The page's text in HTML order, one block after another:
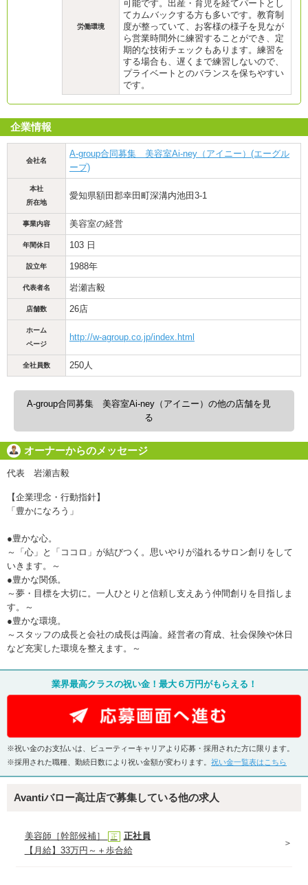
労働環境
可能です。出産・育児を経てパートとし
てカムバックする方も多いです。教育制
度が整っていて、お客様の様子を見なが
ら営業時間外に練習することができ、定
期的な技術チェックもあります。練習を
する場合も、遅くまで練習しないので、
プライベートとのバランスを保ちやすい
です。
企業情報
会社名
A-group合同募集 美容室Ai-ney（アイニー）(エーグル
ープ)
本社
所在地
愛知県額田郡幸田町深溝内池田3-1
事業内容 美容室の経営
年間休日 103 日
設立年 1988年
代表者名 岩瀬吉毅
店舗数 26店
ホーム
ページ
http://w-agroup.co.jp/index.html
全社員数 250人
A-group合同募集 美容室Ai-ney（アイニー）の他の店舗を見
る
オーナーからのメッセージ
代表 岩瀬吉毅
【企業理念・行動指針】
「豊かになろう」
●豊かな心。
～「心」と「ココロ」が結びつく。思いやりが溢れるサロン創りをして
いきます。～
●豊かな関係。
～夢・目標を大切に。一人ひとりと信頼し支えあう仲間創りを目指しま
す。～
●豊かな環境。
～スタッフの成長と会社の成長は両論。経営者の育成、社会保険や休日
など充実した環境を整えます。～
業界最高クラスの祝い金！最大６万円がもらえる！
※祝い金のお支払いは、ビューティーキャリアより応募・採用された方に限ります。
※採用された職種、勤続日数により祝い金額が変わります。 祝い金一覧表はこちら
Avantiバロー高辻店で募集している他の求人
美容師［幹部候補］ 正
正社員
【月給】33万円～＋歩合給